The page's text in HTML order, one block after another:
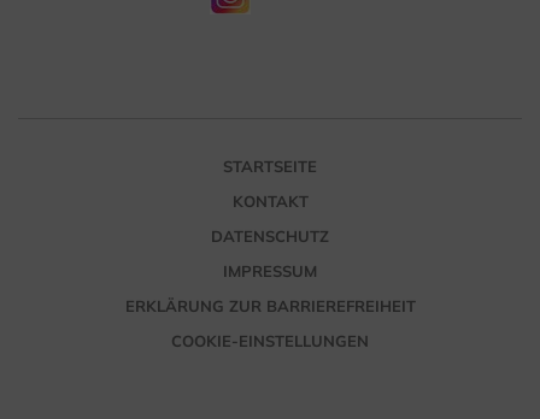
STARTSEITE
KONTAKT
DATENSCHUTZ
IMPRESSUM
ERKLÄRUNG ZUR BARRIEREFREIHEIT
COOKIE-EINSTELLUNGEN